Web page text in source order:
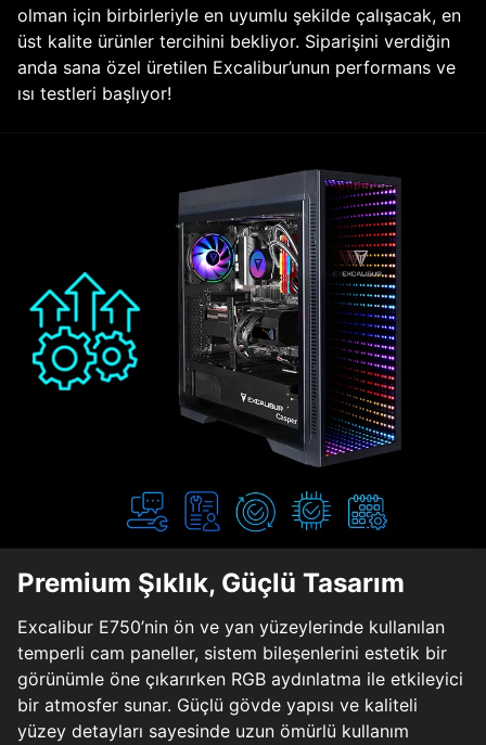
olman için birbirleriyle en uyumlu şekilde çalışacak, en
üst kalite ürünler tercihini bekliyor. Siparişini verdiğin
anda sana özel üretilen Excalibur’unun performans ve
ısı testleri başlıyor!
Premium Şıklık, Güçlü Tasarım
Excalibur E750’nin ön ve yan yüzeylerinde kullanılan
temperli cam paneller, sistem bileşenlerini estetik bir
görünümle öne çıkarırken RGB aydınlatma ile etkileyici
bir atmosfer sunar. Güçlü gövde yapısı ve kaliteli
yüzey detayları sayesinde uzun ömürlü kullanım